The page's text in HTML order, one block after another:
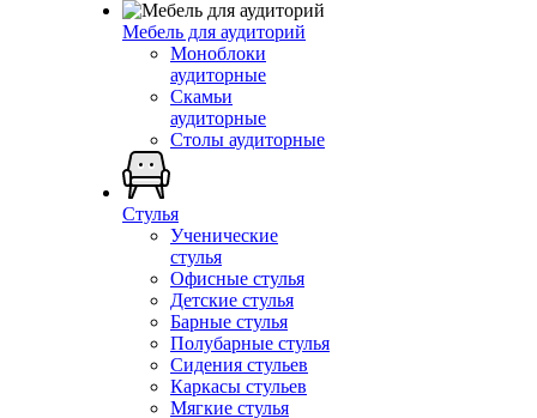
Мебель для аудиторий
Моноблоки
аудиторные
Скамьи
аудиторные
Столы аудиторные
Стулья
Ученические
стулья
Офисные стулья
Детские стулья
Барные стулья
Полубарные стулья
Сидения стульев
Каркасы стульев
Мягкие стулья